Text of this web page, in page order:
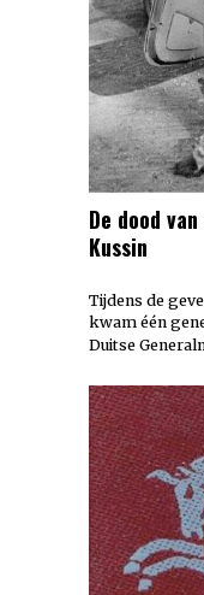
De dood
Kussin
Tijdens de
kwam één
Duitse